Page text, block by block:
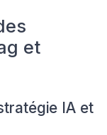
et
IA et